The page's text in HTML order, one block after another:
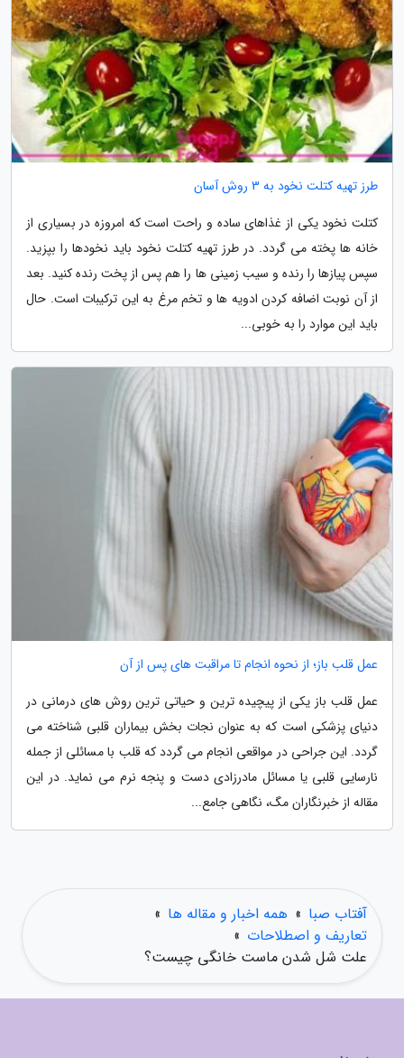
طرز تهیه کتلت نخود به 3 روش آسان
کتلت نخود یکی از غذاهای ساده و راحت است که امروزه در بسیاری از
خانه ها پخته می گردد. در طرز تهیه کتلت نخود باید نخودها را بپزید.
سپس پیازها را رنده و سیب زمینی ها را هم پس از پخت رنده کنید. بعد
از آن نوبت اضافه کردن ادویه ها و تخم مرغ به این ترکیبات است. حال
باید این موارد را به خوبی...
عمل قلب باز؛ از نحوه انجام تا مراقبت های پس از آن
عمل قلب باز یکی از پیچیده ترین و حیاتی ترین روش های درمانی در
دنیای پزشکی است که به عنوان نجات بخش بیماران قلبی شناخته می
گردد. این جراحی در مواقعی انجام می گردد که قلب با مسائلی از جمله
نارسایی قلبی یا مسائل مادرزادی دست و پنجه نرم می نماید. در این
مقاله از خبرنگاران مگ، نگاهی جامع...
آفتاب صبا » همه اخبار و مقاله ها »
تعاریف و اصطلاحات »
علت شل شدن ماست خانگی چیست؟